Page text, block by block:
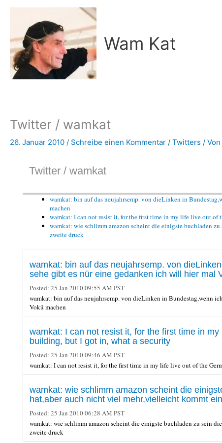
Zum
springen
Wam Kat
Twitter / wamkat
26. Januar 2010 / Schreibe einen Kommentar / Twitters / Von
Twitter / wamkat
wamkat: bin auf das neujahrsemp. von dieLinken in
machen
wamkat: I can not resist it, for the first time in my life live out of
wamkat: wie schlimm amazon scheint die einigste buchladen
zweite druck
wamkat: bin auf das neujahrsemp. von
sehe gibt es nür eine gedanken ich will hier mal
Posted: 25 Jan 2010 09:55 AM PST
wamkat: bin auf das neujahrsemp. von dieLinken in Bundestag,wenn
Vokü machen
wamkat: I can not resist it, for the first time in
building, but I got in, what a security
Posted: 25 Jan 2010 09:46 AM PST
wamkat: I can not resist it, for the first time in my life live out of the
wamkat: wie schlimm amazon scheint die
hat,aber auch nicht viel mehr,vielleicht kommt
Posted: 25 Jan 2010 06:28 AM PST
wamkat: wie schlimm amazon scheint die einigste buchladen zu sein
zweite druck